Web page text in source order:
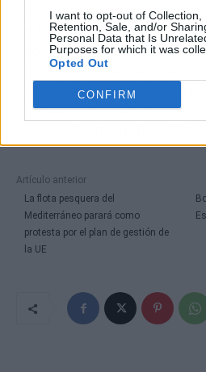
I want to opt-out of Collection,
Retention, Sale, and/or
Personal Data that Is
Purposes for which it was
Opted Out
CONFIRM
ha señalado el economista
de Integración y Comercio
Giordano, quien aclara que
crecimiento desde el resto
medio del comercio
fundamental para superar
Artículo anterior
La flota pesquera del
Mediterráneo parará como
protesta por el plan de gestión de
la UE